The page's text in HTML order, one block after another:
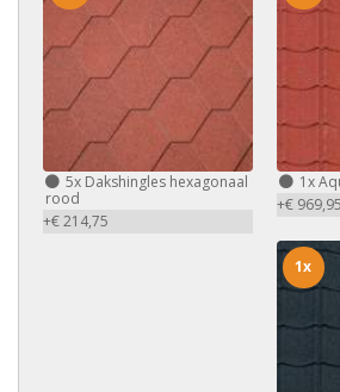
5x Dakshingles hexagonaal
rood
+€ 214,75
1x
+€ 969,95
1x